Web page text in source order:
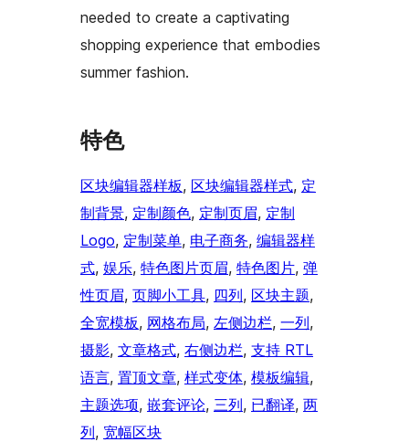
needed to create a captivating
shopping experience that embodies
summer fashion.
特色
区块编辑器样板, 区块编辑器样式, 定
制背景, 定制颜色, 定制页眉, 定制
Logo, 定制菜单, 电子商务, 编辑器样
式, 娱乐, 特色图片页眉, 特色图片, 弹
性页眉, 页脚小工具, 四列, 区块主题
全宽模板, 网格布局, 左侧边栏, 一列
摄影, 文章格式, 右侧边栏, 支持 RTL
语言, 置顶文章, 样式变体, 模板编辑
主题选项, 嵌套评论, 三列, 已翻译, 两
列, 宽幅区块